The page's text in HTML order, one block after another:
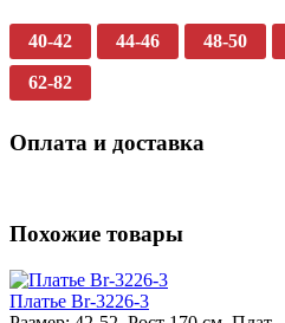
40-42 44-46 48-50
62-82
Оплата и доставка
Похожие товары
Платье Br-3226-3